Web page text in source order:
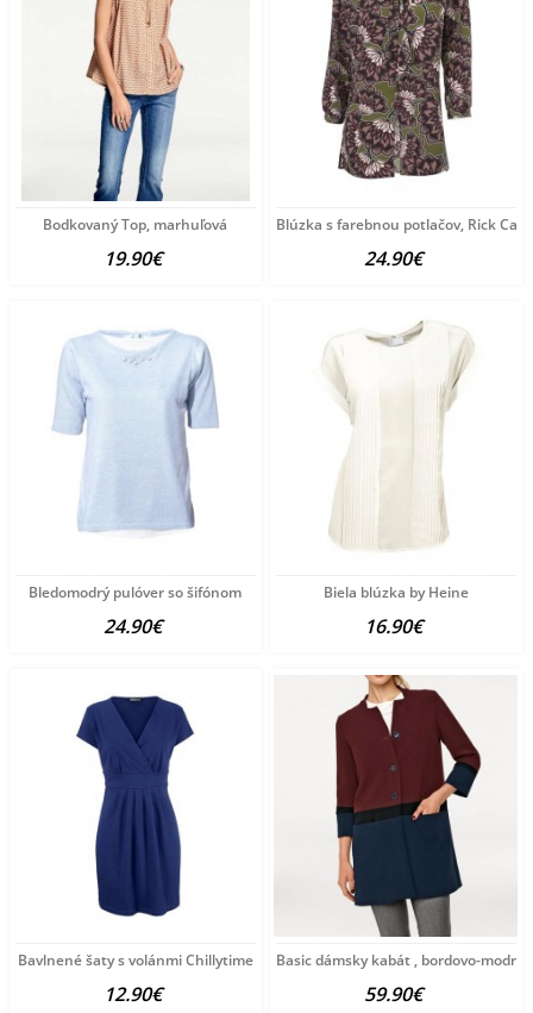
Bodkovaný Top, marhuľová
19.90€
Blúzka s farebnou potlačov, Rick
24.90€
Bledomodrý pulóver so šifónom
24.90€
Biela blúzka by Heine
16.90€
Bavlnené šaty s volánmi Chillytime
12.90€
Basic dámsky kabát , bordovo-modrý
59.90€